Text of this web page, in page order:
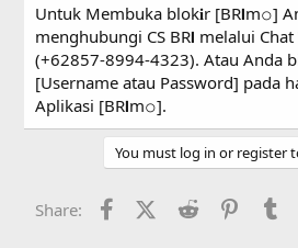
r
t
e
r
Untuk Membuka blok𝐢r [BR𝗜m𝚘]
menghubungi CS BR𝗜 melalui
(+62857-8994-4323). Atau Anda
[Username atau Password] pada
Aplikasi [BR𝗜m𝚘].
You must log in or register
Share: FacebookX (Twitter)
Reddit